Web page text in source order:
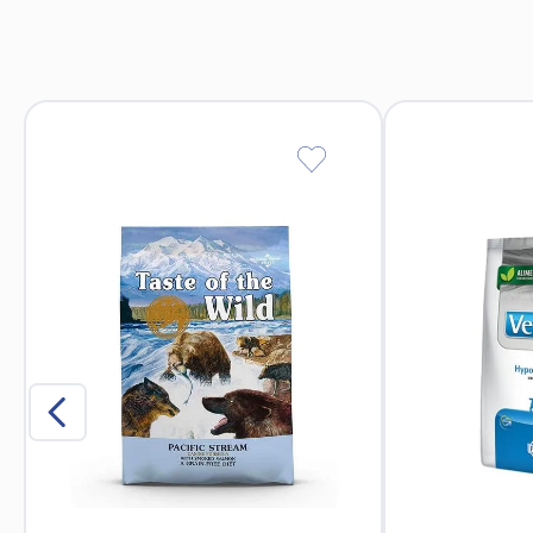
Garantizan
pescado, zanahoria deshidratada, granada